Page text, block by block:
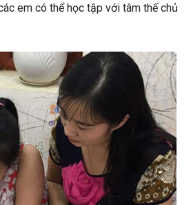
em có thể học tập với tâm thế chủ